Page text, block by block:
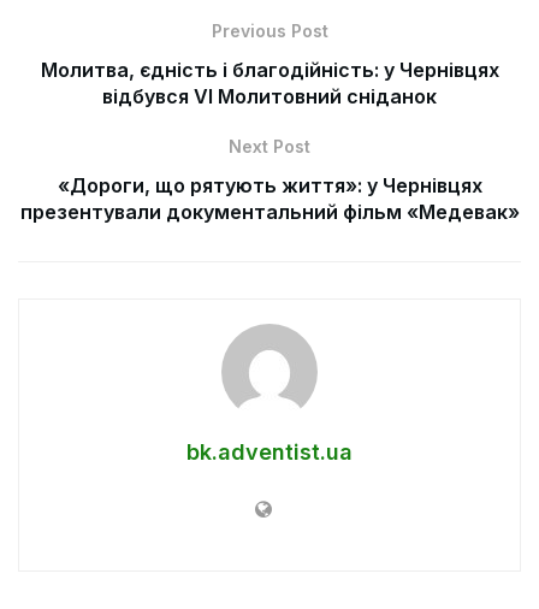
Previous Post
Молитва, єдність і благодійність: у Чернівцях
відбувся VI Молитовний сніданок
Next Post
«Дороги, що рятують життя»: у Чернівцях
презентували документальний фільм «Медевак»
bk.adventist.ua